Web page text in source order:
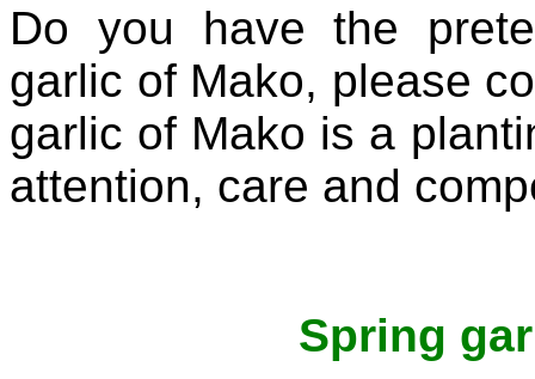
Do you have the
garlic of Mako, please
garlic of Mako is a
attention, care and
Spring